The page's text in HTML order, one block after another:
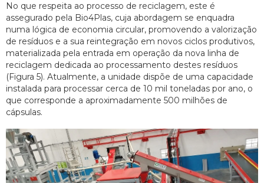
No que respeita ao processo de reciclagem, este é
assegurado pela Bio4Plas, cuja abordagem se enquadra
numa lógica de economia circular, promovendo a valorização
de resíduos e a sua reintegração em novos ciclos produtivos,
materializada pela entrada em operação da nova linha de
reciclagem dedicada ao processamento destes resíduos
(Figura 5). Atualmente, a unidade dispõe de uma capacidade
instalada para processar cerca de 10 mil toneladas por ano, o
que corresponde a aproximadamente 500 milhões de
cápsulas.